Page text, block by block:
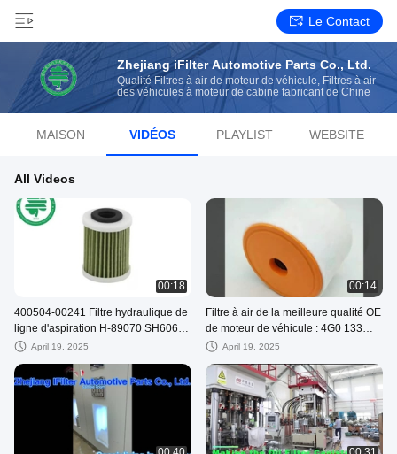
Le Contact
Zhejiang iFilter Automotive Parts Co., Ltd.
Qualité Filtres à air de moteur de véhicule, Filtres à air
des véhicules à moteur de cabine fabricant de Chine
MAISON VIDÉOS PLAYLIST WEBSITE
All Videos
00:18
400504-00241 Filtre hydraulique de
ligne d'aspiration H-89070 SH60695
Filtre hydraulique à huile
April 19, 2025
00:14
Filtre à air de la meilleure qualité OE
de moteur de véhicule : 4G0 133
843 H pour Audi A6 avec 2.0L Turbo
April 19, 2025